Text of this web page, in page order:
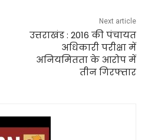
Next article
उत्तराखंड : 2016 की पंचायत
अधिकारी परीक्षा में
अनियमितता के आरोप में
तीन गिरफ्तार